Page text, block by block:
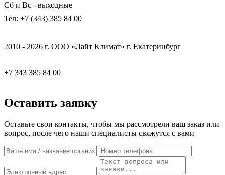
Сб и Вс - выходные
Тел: +7 (343) 385 84 00
2010 - 2026 г. ООО «Лайт Климат» г. Екатеринбург
+7 343 385 84 00
Оставить заявку
Оставьте свои контакты, чтобы мы рассмотрели ваш заказ или
вопрос, после чего наши специалисты свяжутся с вами